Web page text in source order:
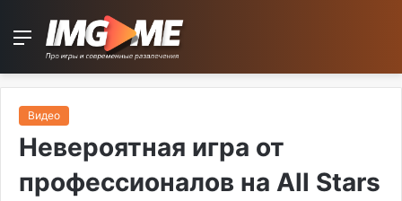
Menu
Видео
Невероятная игра от
профессионалов на All Stars